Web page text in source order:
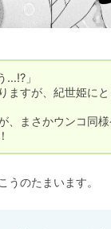
…!?」
ますが、紀世姫に
、まさかウンコ同
うのたまいます。